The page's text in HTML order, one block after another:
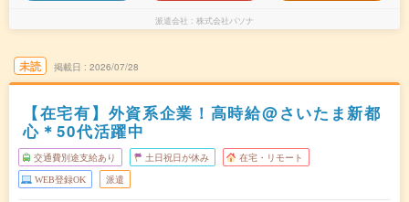
派遣会社 株式会社パソナ
未読 掲載日 2026/07/28
【在宅有】外資系企業！高時給@さいたま新都
心＊50代活躍中
交通費別途支給あり 土日祝日が休み 在宅・リモート
WEB登録OK 派遣